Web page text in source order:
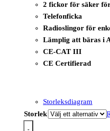
2 fickor för säker
Telefonficka
Radioslingor för
Lämplig att bäras i
CE-CAT III
CE Certifierad
Storleksdiagram
Storlek
-